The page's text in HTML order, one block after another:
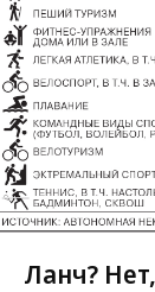
Ланч?